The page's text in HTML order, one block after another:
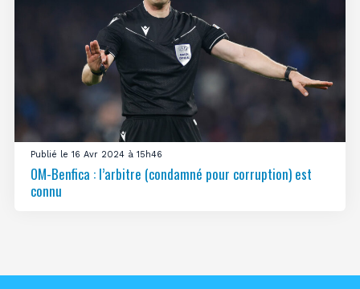
Publié le 16 Avr 2024 à 15h46
OM-Benfica : l’arbitre (condamné pour corruption) est
connu